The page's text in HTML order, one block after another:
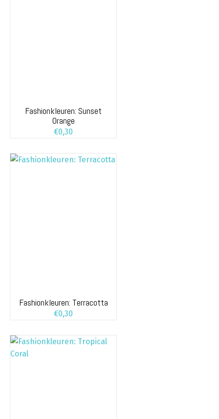
Fashionkleuren: Sunset
Orange
€0,30
Fashionkleuren: Terracotta
€0,30